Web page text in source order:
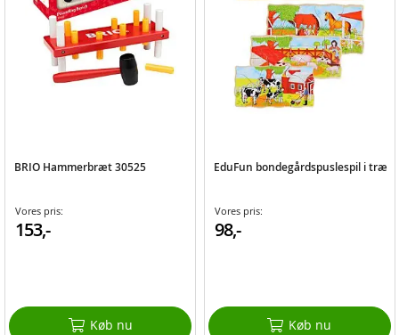
BRIO Hammerbræt 30525
Vores pris:
153,-
Køb nu
EduFun bondegårdspuslespil i træ
Vores pris:
98,-
Køb nu